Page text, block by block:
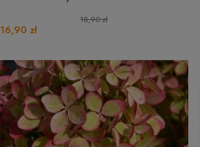
18,90 zł
16,90 zł